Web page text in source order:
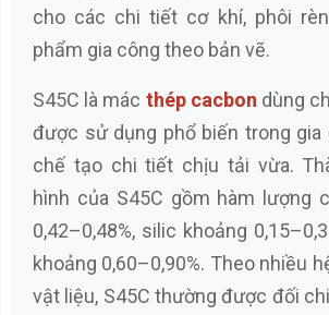
cho các chi tiết cơ khí, phôi
phẩm gia công theo bản vẽ.
S45C là mác thép cacbon dùng
được sử dụng phổ biến trong gia
chế tạo chi tiết chịu tải vừa.
hình của S45C gồm hàm lượng
0,42–0,48%, silic khoảng
khoảng 0,60–0,90%. Theo nhiều
vật liệu, S45C thường được đối